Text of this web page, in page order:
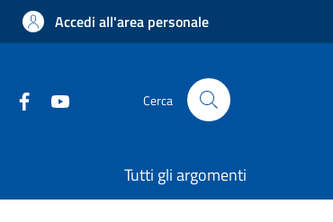
Accedi all'area personale
Cerca
Tutti gli argomenti